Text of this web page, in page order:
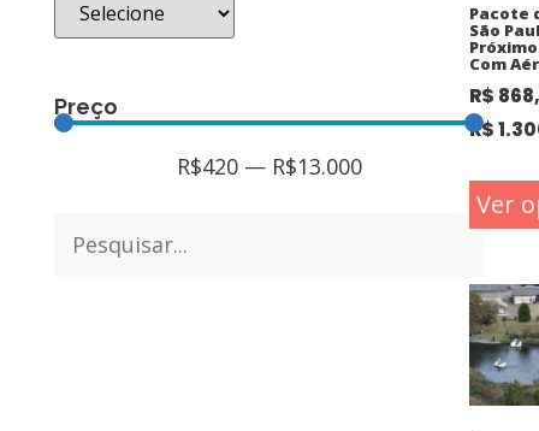
Preço
R$420— R$13.000
Pacote
São
Com
R$
R$
Ver